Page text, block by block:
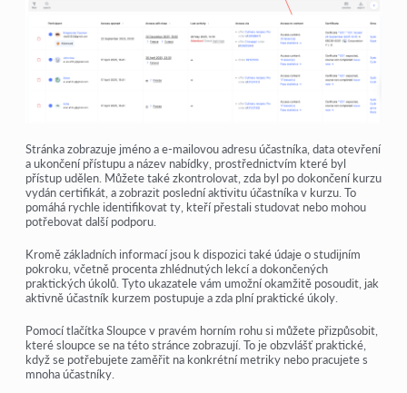
Stránka zobrazuje jméno a e-mailovou adresu účastníka, data otevření
a ukončení přístupu a název nabídky, prostřednictvím které byl
přístup udělen. Můžete také zkontrolovat, zda byl po dokončení kurzu
vydán certifikát, a zobrazit poslední aktivitu účastníka v kurzu. To
pomáhá rychle identifikovat ty, kteří přestali studovat nebo mohou
potřebovat další podporu.
Kromě základních informací jsou k dispozici také údaje o studijním
pokroku, včetně procenta zhlédnutých lekcí a dokončených
praktických úkolů. Tyto ukazatele vám umožní okamžitě posoudit, jak
aktivně účastník kurzem postupuje a zda plní praktické úkoly.
Pomocí tlačítka Sloupce v pravém horním rohu si můžete přizpůsobit,
které sloupce se na této stránce zobrazují. To je obzvlášť praktické,
když se potřebujete zaměřit na konkrétní metriky nebo pracujete s
mnoha účastníky.